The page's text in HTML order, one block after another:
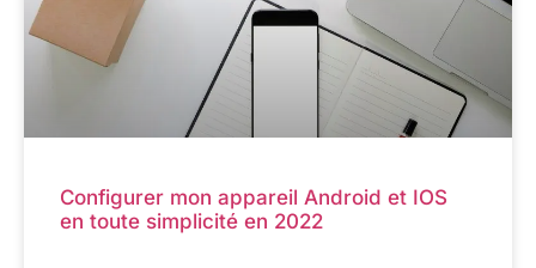
Configurer mon appareil Android et IOS
en toute simplicité en 2022